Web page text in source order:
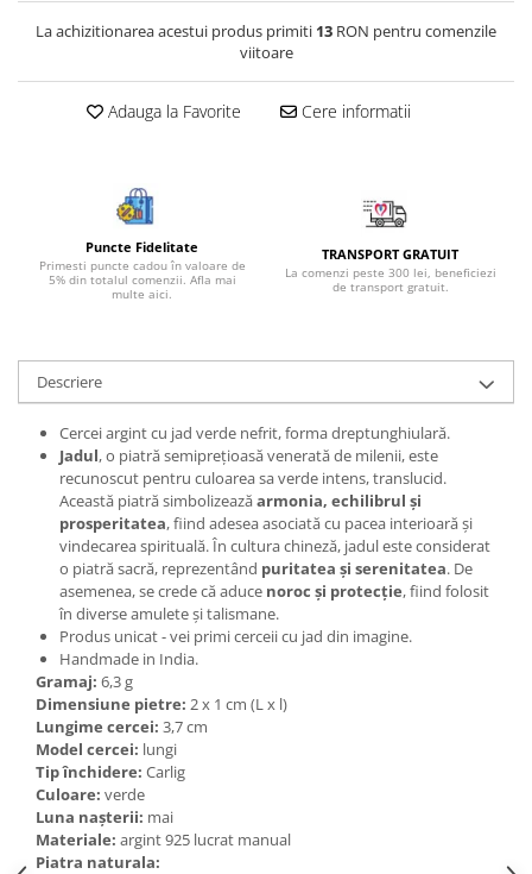
Bijuterii onix
Bijuterii piatra soarelui
Bijuterii rodocrozit
Bijuterii rubin
Bijuterii smarald
Bijuterii sodalit
Bijuterii spinel
Bijuterii tanzanit
Bijuterii topaz
Bijuterii turcoaz
Bijuterii turmaline
Bijuterii morganit
La achizitionarea acestui produs primiti 13 RON pentru comenzile
viitoare
Adauga la Favorite Cere informatii
Puncte Fidelitate
Primesti puncte cadou în valoare de
5% din totalul comenzii. Afla mai
multe aici.
TRANSPORT GRATUIT
La comenzi peste 300 lei, beneficiezi
de transport gratuit.
Descriere
Cercei argint cu jad verde nefrit, forma dreptunghiulară.
Jadul, o piatră semiprețioasă venerată de milenii, este
recunoscut pentru culoarea sa verde intens, translucid.
Această piatră simbolizeazăarmonia, echilibrul și
prosperitatea, fiind adesea asociată cu pacea interioară și
vindecarea spirituală. În cultura chineză, jadul este considerat
o piatră sacră, reprezentând puritatea și serenitatea. De
asemenea, se crede că aduce noroc și protecție, fiind folosit
în diverse amulete și talismane.
Produs unicat - vei primi cerceii cu jad din imagine.
Handmade in India.
Gramaj: 6,3 g
Dimensiune pietre: 2 x 1 cm (L x l)
Lungime cercei: 3,7 cm
Model cercei: lungi
Tip închidere: Carlig
Culoare: verde
Luna nașterii: mai
Materiale: argint 925 lucrat manual
Piatra naturala: